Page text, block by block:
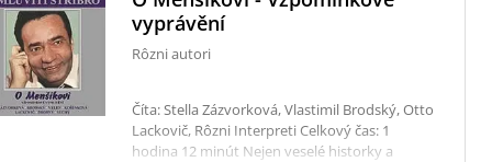
vyprávění
Rôzni autori
Číta: Stella Zázvorková, Vlastimil Brodský, Otto
Lackovič, Rôzni Interpreti Celkový čas: 1
hodina 12 minút Nejen veselé historky a